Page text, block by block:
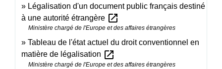
Légalisation d'un document public français destiné
à une autorité étrangère open_in_new
Ministère chargé de l'Europe et des affaires étrangères
Tableau de l'état actuel du droit conventionnel en
matière de légalisation open_in_new
Ministère chargé de l'Europe et des affaires étrangères